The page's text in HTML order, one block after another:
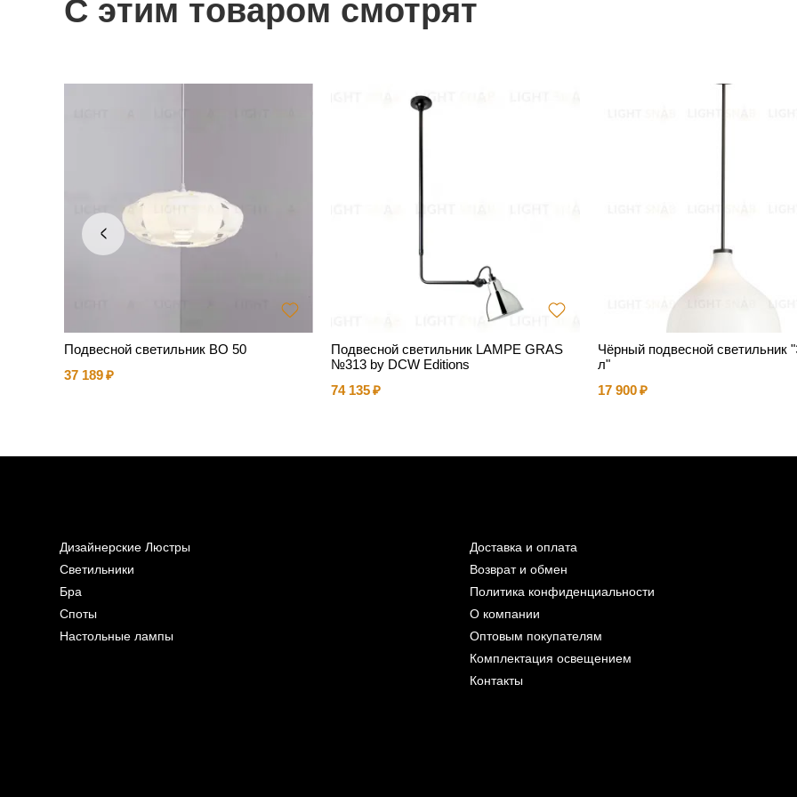
С этим товаром смотрят
Подвесной светильник BO 50
37 189
Подвесной светильник LAMPE GRAS
№313 by DCW Editions
74 135
Чёрный подвесной светильник
л"
17 900
Дизайнерские Люстры
Светильники
Бра
Споты
Настольные лампы
Доставка и оплата
Возврат и обмен
Политика конфиденциальности
О компании
Оптовым покупателям
Комплектация освещением
Контакты